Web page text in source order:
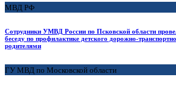
МВД РФ
Сотрудники УМВД России по Псковской области
беседу по профилактике детского дорожно-
родителями
ГУ МВД по Московской области